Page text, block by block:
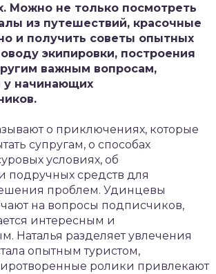
Можно не только посмотреть
из путешествий, красочные
и получить советы опытных
экипировки, построения
важным вопросам,
начинающих
о приключениях, которые
супругам, о способах
условиях, об
подручных средств для
проблем. Удинцевы
на вопросы подписчиков,
интересным и
Наталья разделяет увлечения
опытным туристом,
ролики привлекают